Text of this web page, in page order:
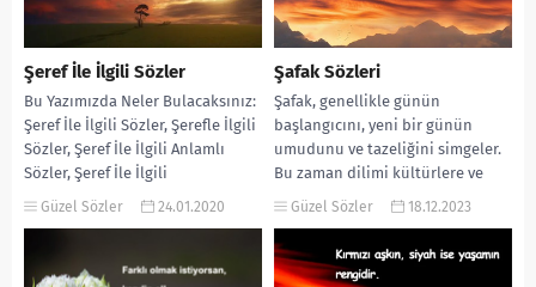
Şeref İle İlgili Sözler
Bu Yazımızda Neler Bulacaksınız:
Şeref İle İlgili Sözler, Şerefle İlgili
Sözler, Şeref İle İlgili Anlamlı
Sözler, Şeref İle İlgili
Söylenilmiş...
Güzel Sözler 24.01.2020
Şafak Sözleri
Şafak, genellikle günün
başlangıcını, yeni bir günün
umudunu ve tazeliğini simgeler.
Bu zaman dilimi kültürlere ve
coğrafyalara göre farklı
Güzel Sözler 18.12.2023